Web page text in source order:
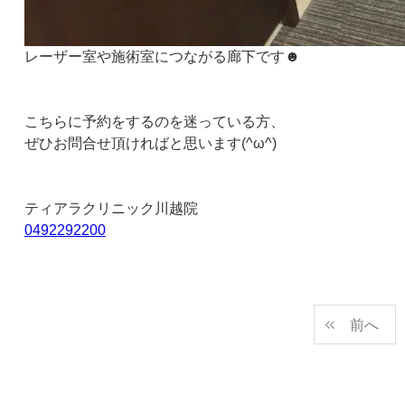
レーザー室や施術室につながる廊下です☻
こちらに予約をするのを迷っている方、
ぜひお問合せ頂ければと思います(^ω^)
ティアラクリニック川越院
0492292200
前へ